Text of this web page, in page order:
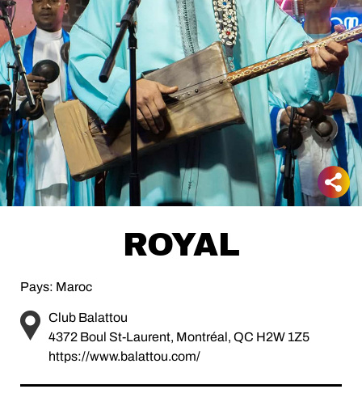
ROYAL
Pays: Maroc
Club Balattou
4372 Boul St-Laurent, Montréal, QC H2W 1Z5
https://www.balattou.com/